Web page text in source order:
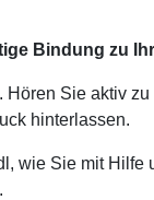
Bindung zu
Sie aktiv
hinterlassen.
wie Sie mit Hilfe